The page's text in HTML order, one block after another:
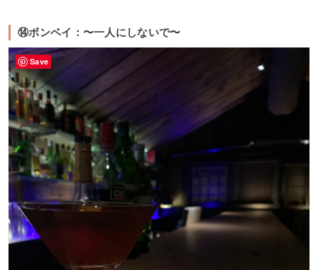
⑭ボンベイ：〜一人にしないで〜
Save